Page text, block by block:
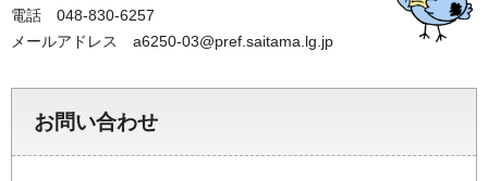
電話 048-830-6257
メールアドレス a6250-03@pref.saitama.lg.jp
お問い合わせ